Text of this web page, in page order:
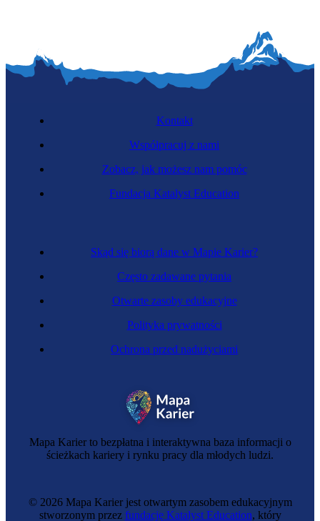
Programista botów
Specjalista ds. chmury obliczeniowej
Mapa Karier to bezpłatna i interaktywna baza informacji o
ścieżkach kariery i rynku pracy dla młodych ludzi.
Skąd się biorą dane w Mapie Karier?
Często zadawane pytania
Otwarte zasoby edukacyjne
Polityka prywatności
Ochrona przed nadużyciami
Kontakt
Współpracuj z nami
Zobacz, jak możesz nam pomóc
Fundacja Katalyst Education
© 2026 Mapa Karier jest otwartym zasobem edukacyjnym
stworzonym przez fundację Katalyst Education, który